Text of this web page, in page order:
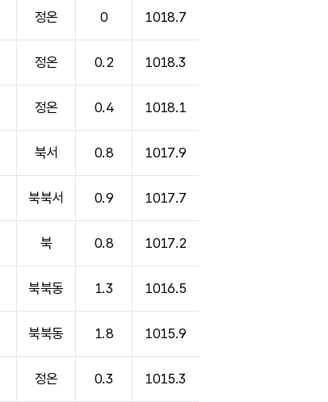
정온 0 1018.7
정온 0.2 1018.3
정온 0.4 1018.1
북서 0.8 1017.9
북북서 0.9 1017.7
북 0.8 1017.2
북북동 1.3 1016.5
북북동 1.8 1015.9
정온 0.3 1015.3